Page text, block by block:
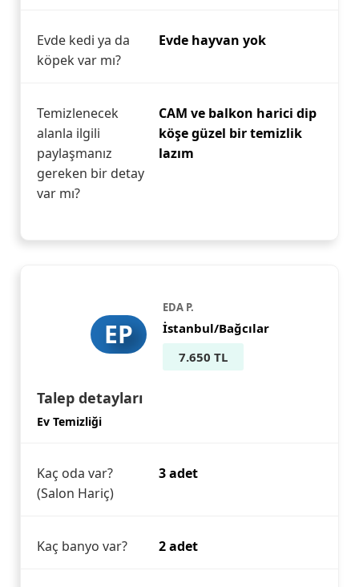
Evde kedi ya da
köpek var mı?
Evde hayvan yok
Temizlenecek
alanla ilgili
paylaşmanız
gereken bir detay
var mı?
CAM ve balkon harici dip
köşe güzel bir temizlik
lazım
EP
EDA P.
İstanbul/Bağcılar
7.650 TL
Talep detayları
Ev Temizliği
Kaç oda var?
(Salon Hariç)
3 adet
Kaç banyo var? 2 adet